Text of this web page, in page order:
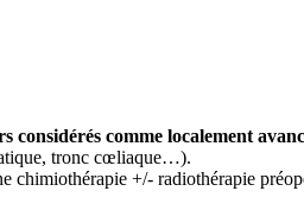
considérés comme localement
tronc cœliaque…).
chimiothérapie +/- radiothérapie